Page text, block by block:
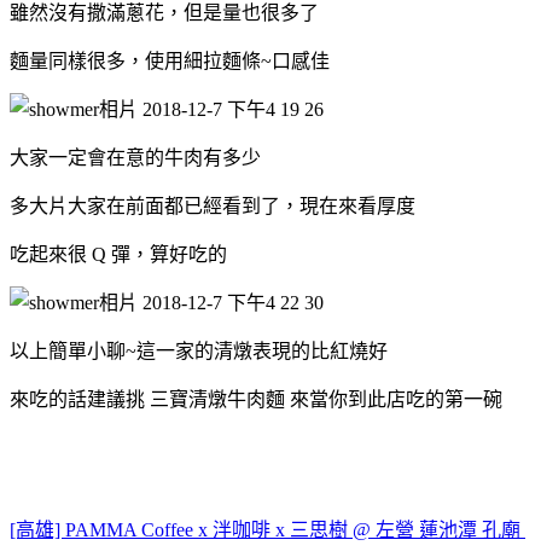
雖然沒有撒滿蔥花，但是量也很多了
麵量同樣很多，使用細拉麵條~口感佳
大家一定會在意的牛肉有多少
多大片大家在前面都已經看到了，現在來看厚度
吃起來很 Q 彈，算好吃的
以上簡單小聊~這一家的清燉表現的比紅燒好
來吃的話建議挑 三寶清燉牛肉麵 來當你到此店吃的第一碗
[高雄] PAMMA Coffee x 泮咖啡 x 三思樹 @ 左營 蓮池潭 孔廟